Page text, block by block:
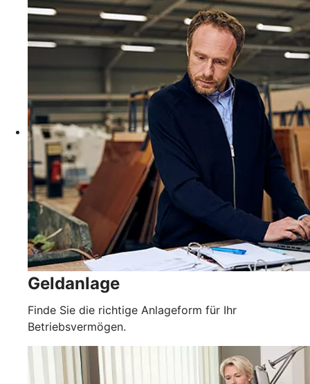
Geldanlage
Finde Sie die richtige Anlageform für Ihr
Betriebsvermögen.